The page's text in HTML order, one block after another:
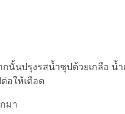
นั้นปรุงรสน้ำซุปด้วยเกลือ น้
อให้เดือด
มา